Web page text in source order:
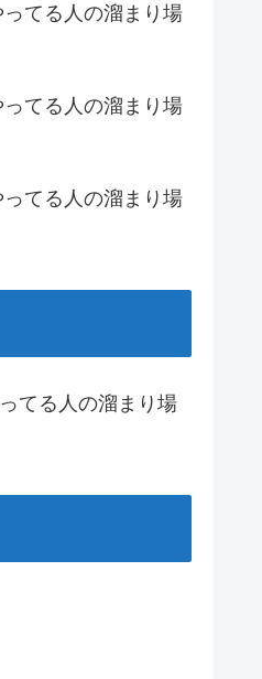
ってる人の溜まり場
ってる人の溜まり場
ってる人の溜まり場
てる人の溜まり場